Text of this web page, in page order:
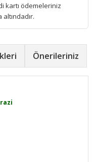
kartı ödemeleriniz
Önerileriniz